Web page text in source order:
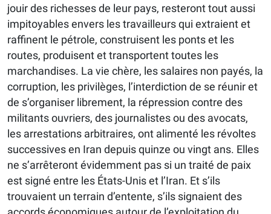
jouir des richesses de leur pays, resteront tout aussi
impitoyables envers les travailleurs qui extraient et
raffinent le pétrole, construisent les ponts et les
routes, produisent et transportent toutes les
marchandises. La vie chère, les salaires non payés, la
corruption, les privilèges, l’interdiction de se réunir et
de s’organiser librement, la répression contre des
militants ouvriers, des journalistes ou des avocats,
les arrestations arbitraires, ont alimenté les révoltes
successives en Iran depuis quinze ou vingt ans. Elles
ne s’arrêteront évidemment pas si un traité de paix
est signé entre les États-Unis et l’Iran. Et s’ils
trouvaient un terrain d’entente, s’ils signaient des